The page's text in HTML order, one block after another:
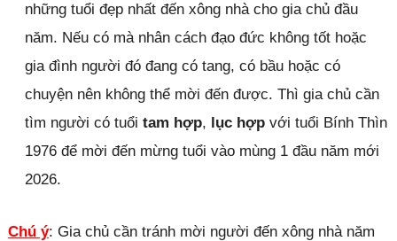
những tuổi đẹp nhất đến xông nhà cho gia chủ đầu
năm. Nếu có mà nhân cách đạo đức không tốt hoặc
gia đình người đó đang có tang, có bầu hoặc có
chuyện nên không thể mời đến được. Thì gia chủ cần
tìm người có tuổi tam hợp, lục hợpvới tuổi Bính Thìn
1976 để mời đến mừng tuổi vào mùng 1 đầu năm mới
2026.
Chú ý: Gia chủ cần tránh mời người đến xông nhà năm